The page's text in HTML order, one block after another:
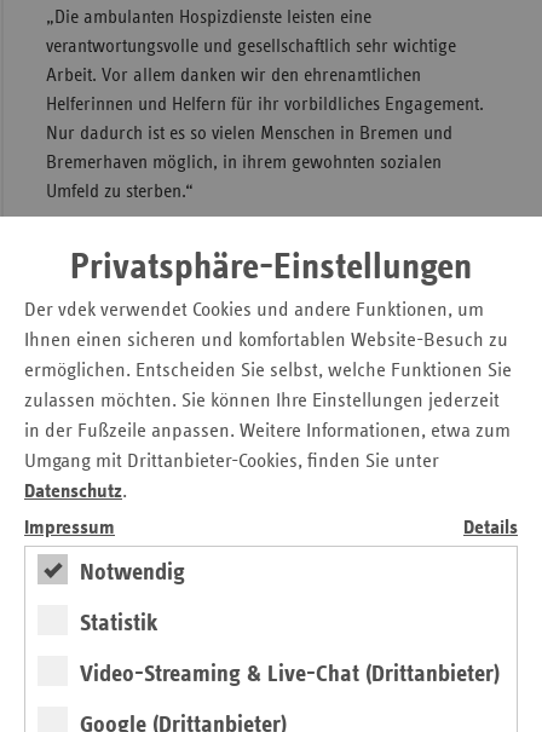
Privatsphäre-Einstellungen
Der vdek verwendet Cookies und andere Funktionen, um
Ihnen einen sicheren und komfortablen Website-Besuch zu
ermöglichen. Entscheiden Sie selbst, welche Funktionen Sie
zulassen möchten. Sie können Ihre Einstellungen jederzeit
in der Fußzeile anpassen. Weitere Informationen, etwa zum
Umgang mit Drittanbieter-Cookies, finden Sie unter
Datenschutz.
Impressum
Details
Notwendig
Statistik
Video-Streaming & Live-Chat (Drittanbieter)
Google (Drittanbieter)
„Die ambulanten Hospizdienste leisten eine
verantwortungsvolle und gesellschaftlich sehr wichtige
Arbeit. Vor allem danken wir den ehrenamtlichen
Helferinnen und Helfern für ihr vorbildliches Engagement.
Nur dadurch ist es so vielen Menschen in Bremen und
Bremerhaven möglich, in ihrem gewohnten sozialen
Umfeld zu sterben.“
Gesetzliche Grundlage für die Förderung notwendiger
Personalkosten der ambulanten Hospizdienste ist § 39a
Sozialgesetzbuch V (SGB V). Danach werden die
ambulanten Hospizdienste auf Basis der jeweilig
erbrachten Leistungseinheiten und unter Berücksichtigung
der aktuellen monatlichen Bezugsgröße gefördert. Im Jahr
2012 beträgt der Förderbetrag je Leistungseinheit 288,75
Euro (2010/2011 jeweils 281,05 Euro).